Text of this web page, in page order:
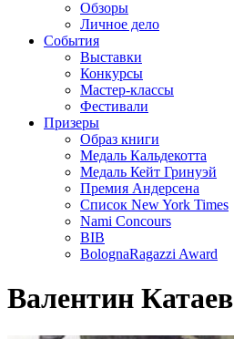
Обзоры
Личное дело
События
Выставки
Конкурсы
Мастер-классы
Фестивали
Призеры
Образ книги
Медаль Кальдекотта
Медаль Кейт Гринуэй
Премия Андерсена
Список New York Times
Nami Concours
BIB
BolognaRagazzi Award
Валентин Катаев